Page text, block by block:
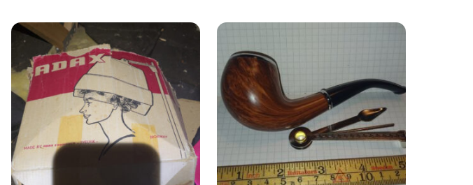
konto
Logg inn
dine første auksjoner i dag. Ingen gebyrer.
ekte kjøpere.